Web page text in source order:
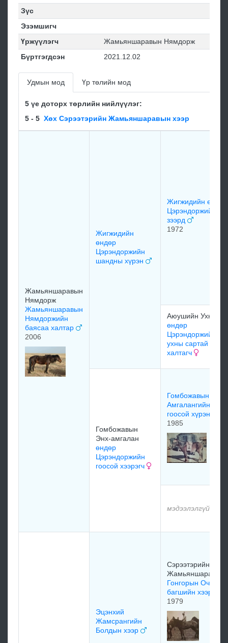
Зүс
Эзэмшигч
Үржүүлэгч
Жамьяншаравын Нямдорж
Бүртгэгдсэн
2021.12.02
Удмын мод Үр төлийн мод
5 үе доторх төрлийн нийлүүлэг:
5 - 5 Хөх Сэрээтэрийн Жамьяншаравын хээр
Жамьяншаравын
Нямдорж
Жамьяншаравын
Нямдоржийн
баясаа халтар
2006
Жигжидийн
өндөр
Цэрэндоржийн
шандны хүрэн
Жигжидийн өндөр
Цэрэндоржийн
зээрд
1972
Аюушийн Ухна
өндөр
Цэрэндоржийн
ухны сартай
халтагч
Гомбожавын
Энх-амгалан
өндөр
Цэрэндоржийн
гоосой хээрэгч
Гомбожавын Энх-
Амгалангийн
гоосой хүрэн
1985
мэдээлэлгүй
Эцэнхий
Жамсрангийн
Болдын хээр
Сэрээтэрийн
Жамьяншарав
Гонгорын Очир
багшийн хээр
1979